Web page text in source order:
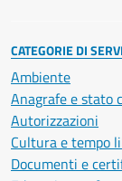
CATEGORIE DI
Ambiente
Anagrafe e stato
Autorizzazioni
Cultura e tempo
Documenti e